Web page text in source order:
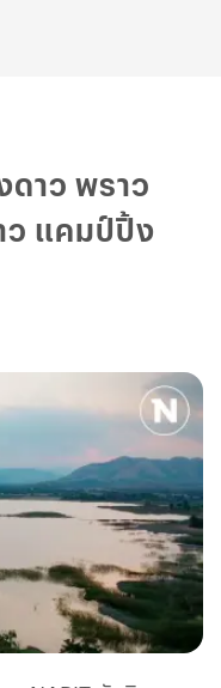
ดาว พราว
แคมป์ปิ้ง